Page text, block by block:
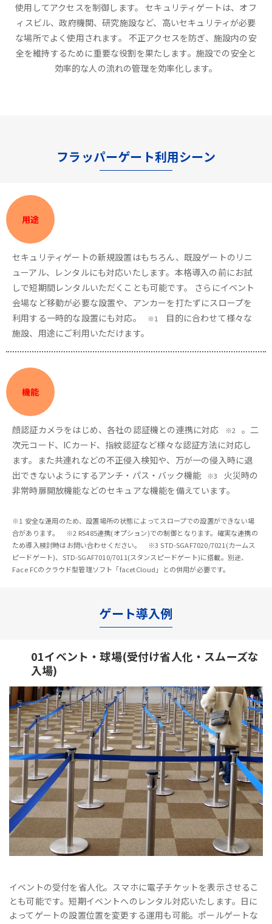
使用してアクセスを制御します。 セキュリティゲートは、オフ
ィスビル、政府機関、研究施設など、高いセキュリティが必要
な場所でよく使用されます。 不正アクセスを防ぎ、施設内の安
全を維持するために重要な役割を果たします。施設での安全と
効率的な人の流れの管理を効率化します。
フラッパーゲート利用シーン
用途
セキュリティゲートの新規設置はもちろん、既設ゲートのリニ
ューアル、レンタルにも対応いたします。本格導入の前にお試
しで短期間レンタルいただくことも可能です。 さらにイベント
会場など移動が必要な設置や、アンカーを打たずにスロープを
利用する一時的な設置にも対応。
※1
目的に合わせて様々な
施設、用途にご利用いただけます。
機能
顔認証カメラをはじめ、各社の認証機との連携に対応 ※2
。二
次元コード、ICカード、指紋認証など様々な認証方法に対応し
ます。また共連れなどの不正侵入検知や、万が一の侵入時に退
出できないようにするアンチ・パス・バック機能
※3
火災時の
非常時扉開放機能などのセキュアな機能を備えています。
※1 安全な運用のため、設置場所の状態によってスロープでの設置ができない場
合があります。 ※2 RS485連携(オプション)での制御となります。確実な連携の
ため導入検討時はお問い合わせください。 ※3 STD-SGAF7020/7021(カームス
ピードゲート)、STD-SGAF7010/7011(スタンスピードゲート)に搭載。別途、
Face FCのクラウド型管理ソフト「facetCloud」との併用が必要です。
ゲート導入例
01イベント・球場(受付け省人化・スムーズな
入場)
イベントの受付を省人化。スマホに電子チケットを表示させるこ
とも可能です。短期イベントへのレンタル対応いたします。日に
よってゲートの設置位置を変更する運用も可能。ポールゲートな